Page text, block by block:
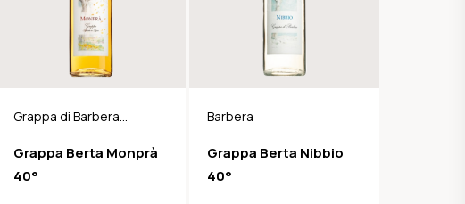
Grappa di Barbera
Grappa Berta Monprà
40°
Barbera
Grappa Berta Nibbio
40°